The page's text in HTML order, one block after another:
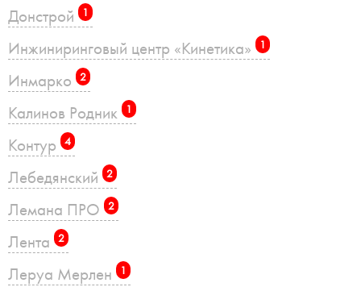
Донстрой 1
Инжиниринговый центр «Кинетика» 1
Инмарко 2
Калинов Родник 1
Контур 4
Лебедянский 2
Лемана ПРО 2
Лента 2
Леруа Мерлен 1